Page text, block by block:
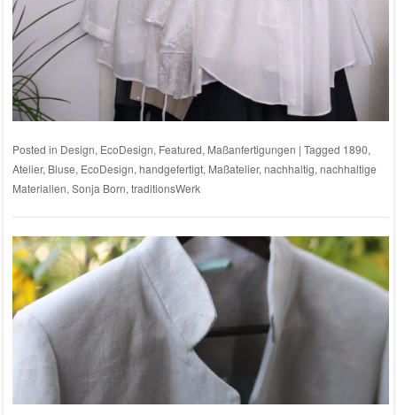
Posted in Design, EcoDesign, Featured, Maßanfertigungen | Tagged 1890,
Atelier, Bluse, EcoDesign, handgefertigt, Maßatelier, nachhaltig, nachhaltige
Materialien, Sonja Born, traditionsWerk